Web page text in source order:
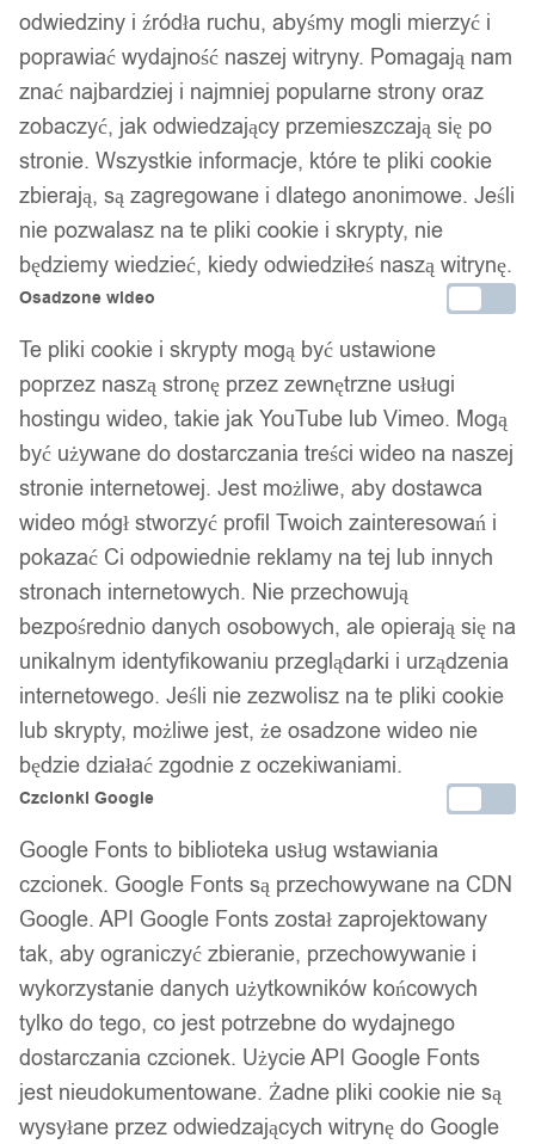
/ 4
Niimbot etykiety naklejki
70*100mm białe 290szt do
drukarki k3/w oryginalne
36,99 zł
Darmowa dostawa od 90 zł
Dostawa w 24h
Zamówienia złożone do 14:00 wysyłamy tego samego dnia.
Dostawa w 24h
Zamówienia złożone do 14:00 wysyłamy tego samego dnia.
Kod produktu:70x100T_K3
Dostępny w magazynie - szybka dostawa
Dodaj do koszyka
Zamówienia złożone do 14:00 w dni robocze wysyłamy tego
samego dnia.
Zamów telefonicznie
Wtorek - Piątek • 8:00 - 15:00
690 690 698
Kod produktu:70x100T_K3
odwiedziny i źródła ruchu, abyśmy mogli mierzyć i
poprawiać wydajność naszej witryny. Pomagają nam
znać najbardziej i najmniej popularne strony oraz
zobaczyć, jak odwiedzający przemieszczają się po
stronie. Wszystkie informacje, które te pliki cookie
zbierają, są zagregowane i dlatego anonimowe. Jeśli
nie pozwalasz na te pliki cookie i skrypty, nie
będziemy wiedzieć, kiedy odwiedziłeś naszą witrynę.
Osadzone wideo
Te pliki cookie i skrypty mogą być ustawione
poprzez naszą stronę przez zewnętrzne usługi
hostingu wideo, takie jak YouTube lub Vimeo. Mogą
być używane do dostarczania treści wideo na naszej
stronie internetowej. Jest możliwe, aby dostawca
wideo mógł stworzyć profil Twoich zainteresowań i
pokazać Ci odpowiednie reklamy na tej lub innych
stronach internetowych. Nie przechowują
bezpośrednio danych osobowych, ale opierają się na
unikalnym identyfikowaniu przeglądarki i urządzenia
internetowego. Jeśli nie zezwolisz na te pliki cookie
lub skrypty, możliwe jest, że osadzone wideo nie
będzie działać zgodnie z oczekiwaniami.
Czcionki Google
Google Fonts to biblioteka usług wstawiania
czcionek. Google Fonts są przechowywane na CDN
Google. API Google Fonts został zaprojektowany
tak, aby ograniczyć zbieranie, przechowywanie i
wykorzystanie danych użytkowników końcowych
tylko do tego, co jest potrzebne do wydajnego
dostarczania czcionek. Użycie API Google Fonts
jest nieudokumentowane. Żadne pliki cookie nie są
wysyłane przez odwiedzających witrynę do Google